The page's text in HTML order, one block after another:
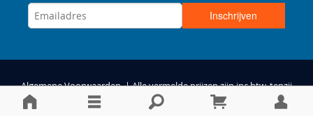
Algemene Voorwaarden| Alle vermelde prijzen zijn inc btw, tenzij
anders vermeld |Privacy & Disclaimer